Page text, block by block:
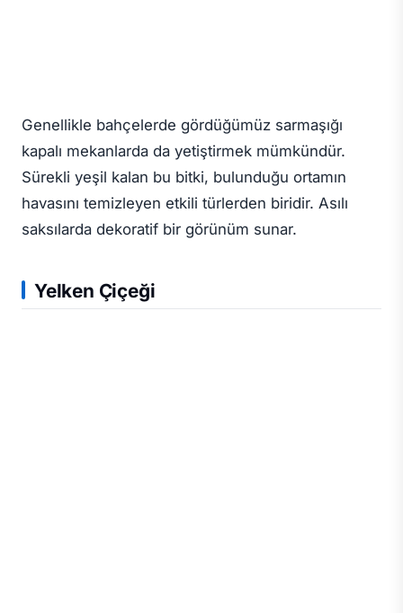
Genellikle bahçelerde gördüğümüz sarmaşığı
kapalı mekanlarda da yetiştirmek mümkündür.
Sürekli yeşil kalan bu bitki, bulunduğu ortamın
havasını temizleyen etkili türlerden biridir. Asılı
saksılarda dekoratif bir görünüm sunar.
Yelken Çiçeği